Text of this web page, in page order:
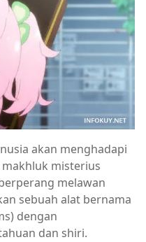
akan menghadapi
misterius
melawan
sebuah alat bernama
dengan
dan shiri.